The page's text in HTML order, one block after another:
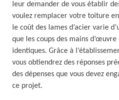
leur demander de vous établir
voulez remplacer votre toiture
le coût des lames d’acier varie
que les coups des mains
identiques. Grâce à
vous obtiendrez des réponses
des dépenses que vous devez
ce projet.